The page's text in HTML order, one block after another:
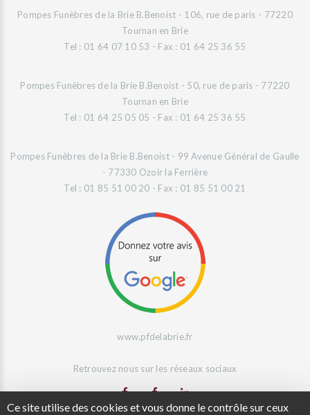
Ce site utilise des cookies et vous donne le contrôle sur ceux
Pompes Funèbres de la Brie B.Benoist - 106, rue de paris - 77220
Tournan en Brie
Tel : 01 64 07 10 53 - Fax : 01 64 25 36 55
Pompes Funèbres de la Brie B.Benoist - 50, rue de paris - 77220
Tournan en Brie
Tel : 01 64 25 05 05 - Fax : 01 64 25 36 55
Pompes Funèbres de la Brie B.Benoist - 99 Avenue Général de Gaulle
- 77330 Ozoir la Ferrière
Tel : 01 85 51 00 20 - Fax : 01 85 51 00 21
www.pfdelabrie.fr
Retrouvez nous sur les réseaux sociaux